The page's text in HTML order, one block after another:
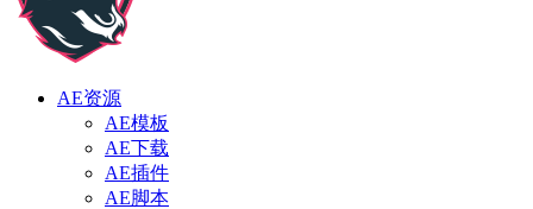
AE资源
AE模板
AE下载
AE插件
AE脚本